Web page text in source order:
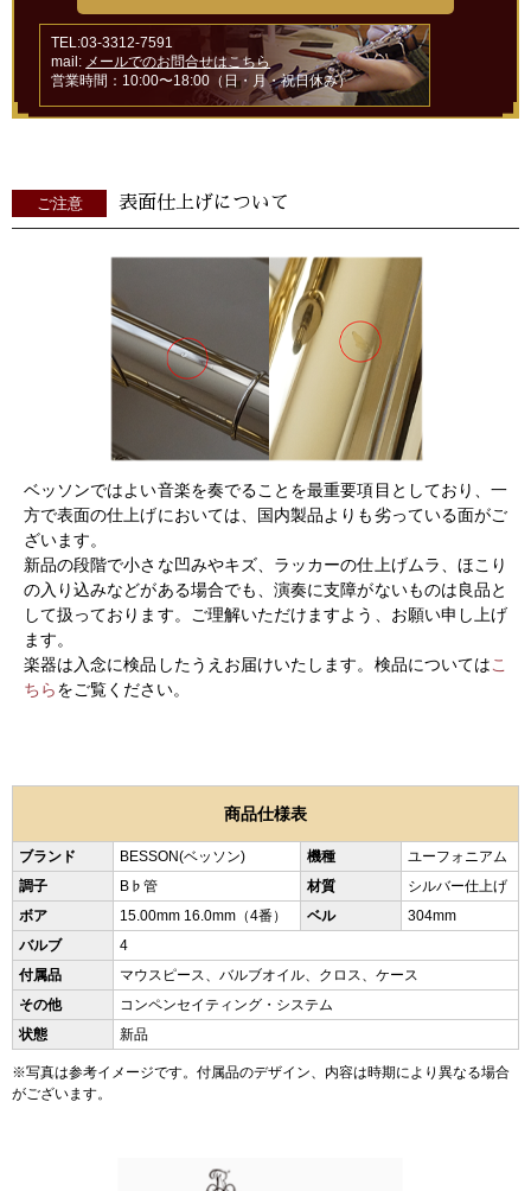
TEL:03-3312-7591
mail: メールでのお問合せはこちら
営業時間：10:00〜18:00（日・月・祝日休み）
ご注意 表面仕上げについて
ベッソンではよい音楽を奏でることを最重要項目としており、一
方で表面の仕上げにおいては、国内製品よりも劣っている面がご
ざいます。
新品の段階で小さな凹みやキズ、ラッカーの仕上げムラ、ほこり
の入り込みなどがある場合でも、演奏に支障がないものは良品と
して扱っております。ご理解いただけますよう、お願い申し上げ
ます。
楽器は入念に検品したうえお届けいたします。検品についてはこ
ちらをご覧ください。
商品仕様表
ブランド BESSON(ベッソン) 機種
ユーフォニアム
調子
B♭管 材質
シルバー仕上げ
ボア
15.00mm 16.0mm（4番） ベル
304mm
バルブ
4
付属品
マウスピース、バルブオイル、クロス、ケース
その他
コンペンセイティング・システム
状態
新品
※写真は参考イメージです。付属品のデザイン、内容は時期により異なる場合
がございます。